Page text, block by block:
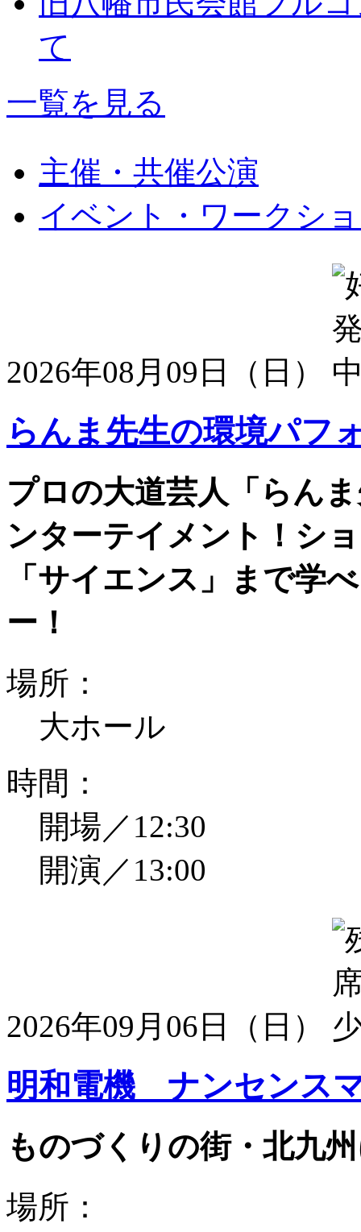
て
一覧を見る
主催・共催公演
イベント・ワークシ
2026年08月09日（日）
らんま先生の環境パフ
プロの大道芸人「らん
ンターテイメント！シ
「サイエンス」まで学
ー！
場所：
大ホール
時間：
開場／12:30
開演／13:00
2026年09月06日（日）
明和電機 ナンセンス
ものづくりの街・北九
場所：